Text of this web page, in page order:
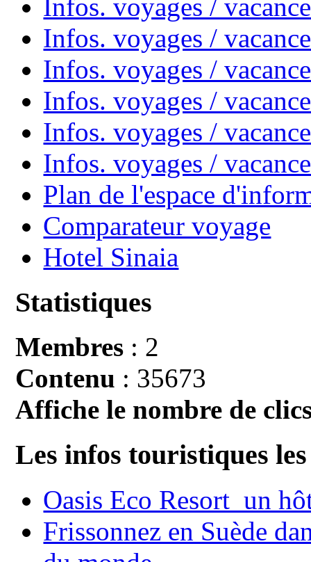
Infos. voyages /
Infos. voyages /
Infos. voyages /
Infos. voyages /
Infos. voyages /
Infos. voyages /
Plan de l'espace
Comparateur voyage
Hotel Sinaia
Statistiques
Membres : 2
Contenu : 35673
Affiche le nombre de
Les infos touristiques
Oasis Eco Resort un
Frissonnez en Suède